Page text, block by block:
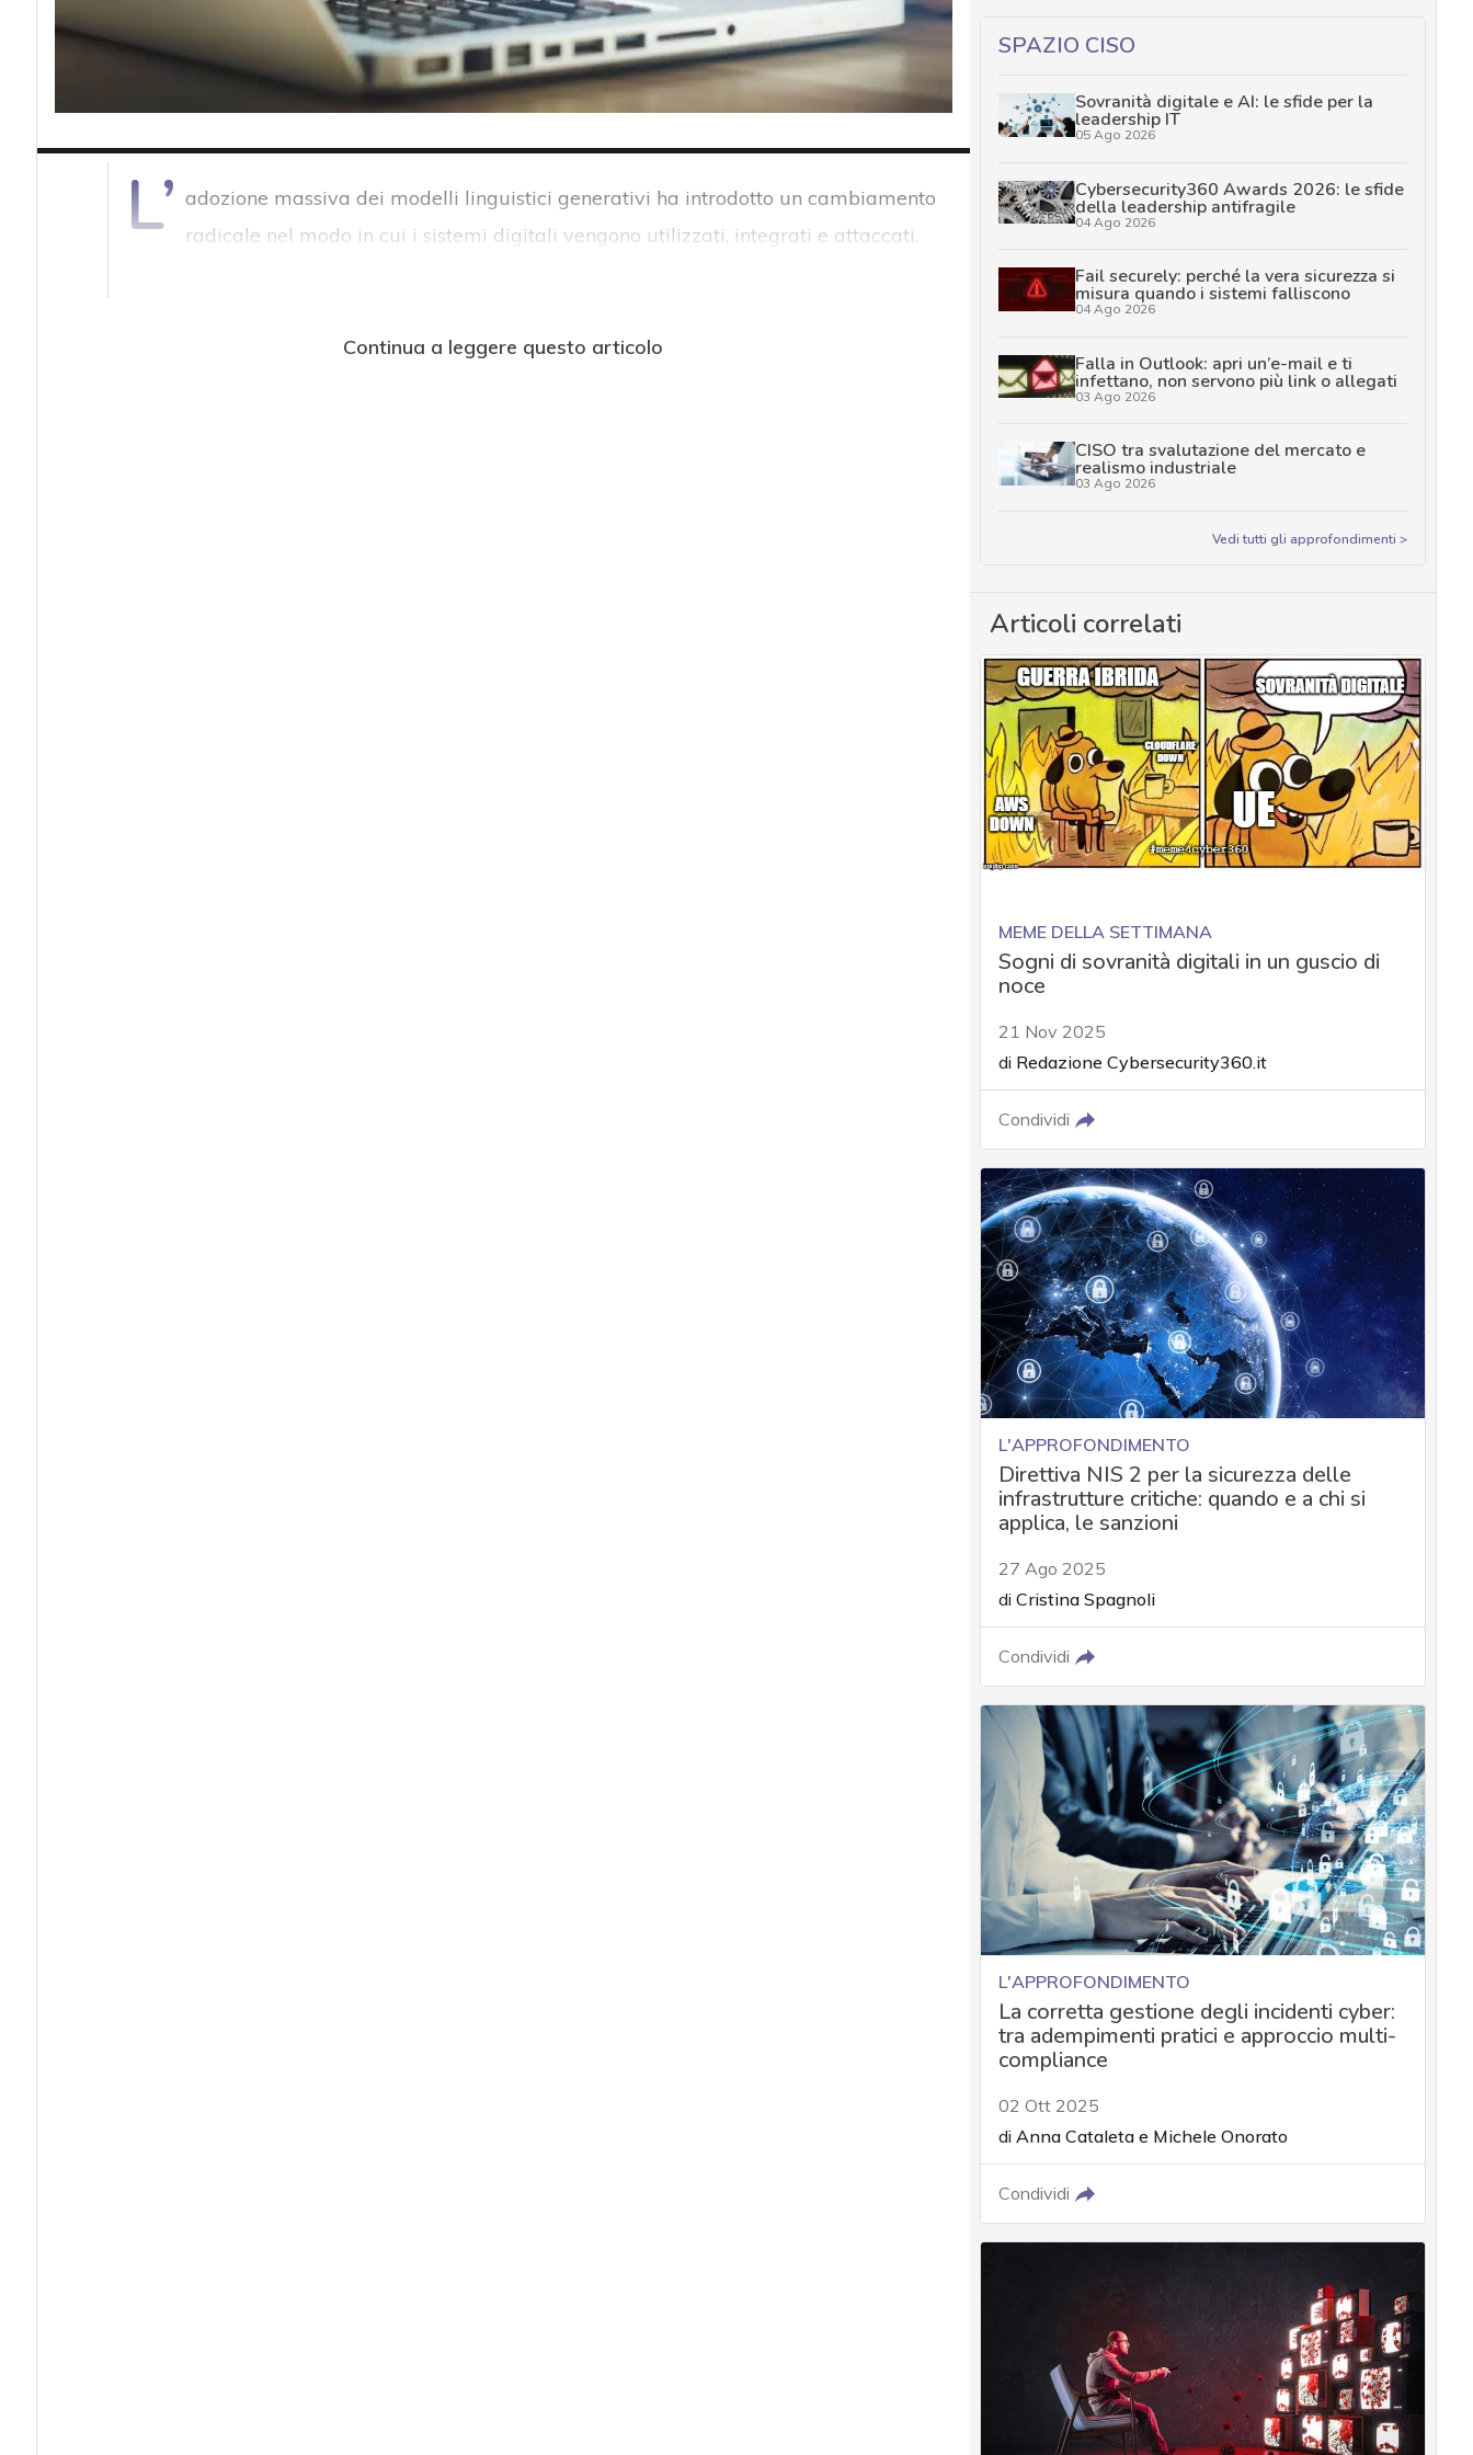
L’ adozione massiva dei modelli linguistici generativi ha introdotto un cambiamento
radicale nel modo in cui i sistemi digitali vengono utilizzati, integrati e attaccati.
Continua a leggere questo articolo
SPAZIO CISO
Sovranità digitale e AI: le sfide per la
leadership IT
05 Ago 2026
Cybersecurity360 Awards 2026: le sfide
della leadership antifragile
04 Ago 2026
Fail securely: perché la vera sicurezza si
misura quando i sistemi falliscono
04 Ago 2026
Falla in Outlook: apri un’e-mail e ti
infettano, non servono più link o allegati
03 Ago 2026
CISO tra svalutazione del mercato e
realismo industriale
03 Ago 2026
Vedi tutti gli approfondimenti >
Articoli correlati
MEME DELLA SETTIMANA
Sogni di sovranità digitali in un guscio di
noce
21 Nov 2025
di Redazione Cybersecurity360.it
Condividi
L'APPROFONDIMENTO
Direttiva NIS 2 per la sicurezza delle
infrastrutture critiche: quando e a chi si
applica, le sanzioni
27 Ago 2025
di Cristina Spagnoli
Condividi
L'APPROFONDIMENTO
La corretta gestione degli incidenti cyber:
tra adempimenti pratici e approccio multi-
compliance
02 Ott 2025
di Anna Cataletae Michele Onorato
Condividi